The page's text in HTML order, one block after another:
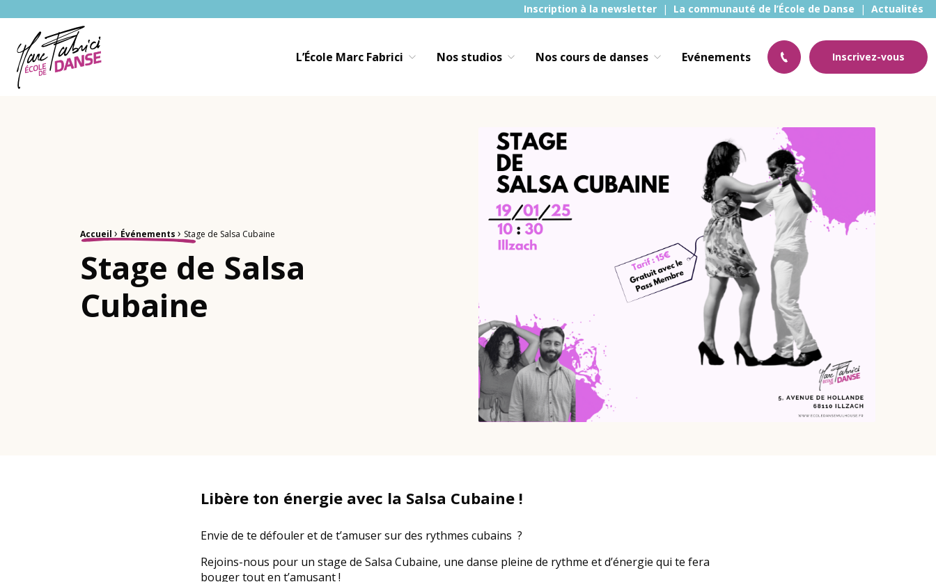
Inscription à la newsletter La communauté de l’École de Danse Actualités
Ecole Danse Mulhouse Ecole de danse à Mulhouse
L’École Marc Fabrici
Nos studios Nos cours de danses Evénements Inscrivez-vous
Fil d'Ariane :
Accueil › Événements › Stage de Salsa Cubaine
Stage de Salsa
Cubaine
Libère ton énergie avec la Salsa Cubaine !
Envie de te défouler et de t’amuser sur des rythmes cubains ?
Rejoins-nous pour un stage de Salsa Cubaine, une danse pleine de rythme et d’énergie qui te fera
bouger tout en t’amusant !